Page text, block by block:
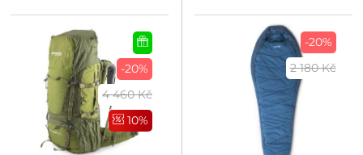
-20%
4 460 Kč
10%
-20%
2 180 Kč